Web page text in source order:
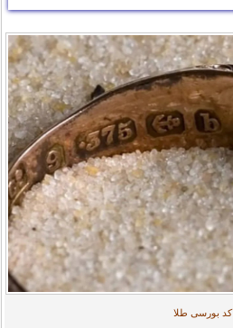
کد بورسی طلا